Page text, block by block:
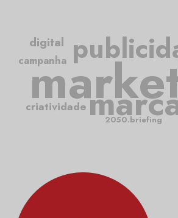
criatividade
campanha
digital
2050.briefing